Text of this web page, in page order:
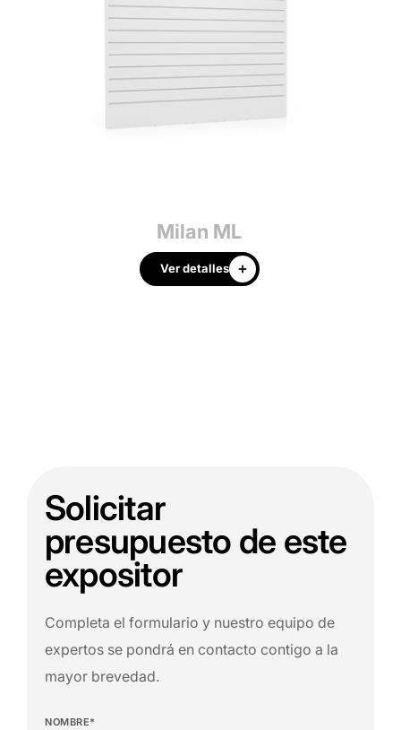
Milan ML
Ver detalles
Solicitar
presupuesto de este
expositor
Completa el formulario y nuestro equipo de
expertos se pondrá en contacto contigo a la
mayor brevedad.
NOMBRE*